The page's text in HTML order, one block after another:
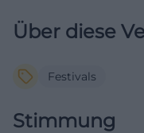
Über diese
Festivals
Stimmung